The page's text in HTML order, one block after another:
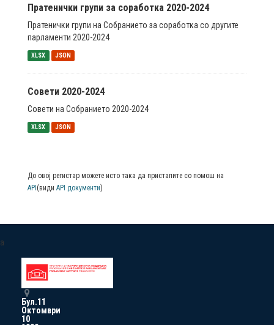
Пратенички групи за соработка 2020-2024
Пратенички групи на Собранието за соработка со другите
парламенти 2020-2024
XLSX JSON
Совети 2020-2024
Совети на Собранието 2020-2024
XLSX JSON
До овој регистар можете исто така да пристапите со помош на
API (види API документи)
a
Бул.11
Октомври
10